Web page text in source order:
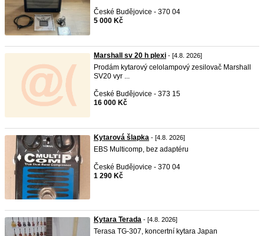
České Budějovice - 370 04
5 000 Kč
Marshall sv 20 h plexi - [4.8. 2026]
Prodám kytarový celolampový zesilovač Marshall
SV20 vyr ...
České Budějovice - 373 15
16 000 Kč
Kytarová šlapka - [4.8. 2026]
EBS Multicomp, bez adaptéru
České Budějovice - 370 04
1 290 Kč
Kytara Terada - [4.8. 2026]
Terasa TG-307, koncertní kytara Japan